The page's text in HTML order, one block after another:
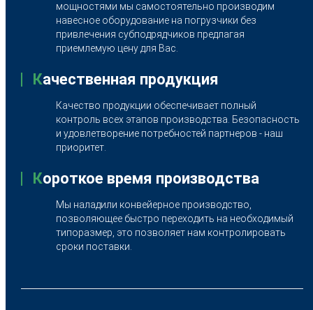
мощностями мы самостоятельно производим
навесное оборудование на погрузчики без
привлечения субподрядчиков предлагая
приемлемую цену для Вас.
Качественная продукция
Качество продукции обеспечивает полный
контроль всех этапов производства. Безопасность
и удовлетворение потребностей партнеров - наш
приоритет.
Короткое время производства
Мы наладили конвейерное производство,
позволяющее быстро переходить на необходимый
типоразмер, это позволяет нам контролировать
сроки поставки.